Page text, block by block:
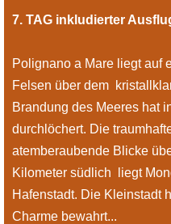
7. TAG inkludierter
Polignano a Mare liegt auf
Felsen über dem
Brandung des Meeres hat
durchlöchert. Die
atemberaubende Blicke
Kilometer südlich liegt
Hafenstadt. Die Kleinstadt
Charme bewahrt...